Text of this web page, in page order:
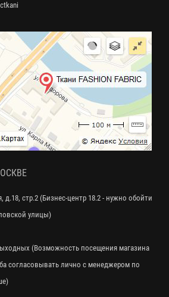
д.18, стр.2 (Бизнес-центр 18.2 - нужно обойти
улицы)
(Возможность посещения магазина
согласовывать лично с менеджером по